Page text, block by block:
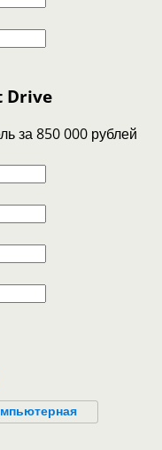
Drive
за 850 000 рублей